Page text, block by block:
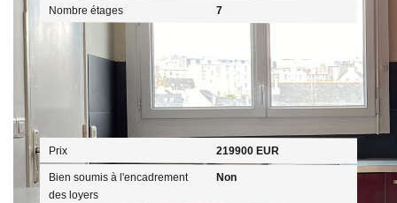
Nombre étages 7
Aspects financiers
Prix 219900 EUR
Bien soumis à l'encadrement
des loyers
Non